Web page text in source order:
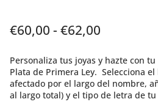
€60,00 - €62,00
desde
€60,00
hasta
€62,00
Personaliza tus joyas y hazte con
Plata de Primera Ley. Selecciona
afectado por el largo del nombre,
al largo total) y el tipo de letra de